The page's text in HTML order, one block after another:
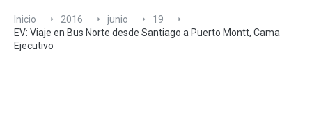
Inicio 2016 junio
19
EV: Viaje en Bus Norte desde Santiago a Puerto Montt, Cama
Ejecutivo